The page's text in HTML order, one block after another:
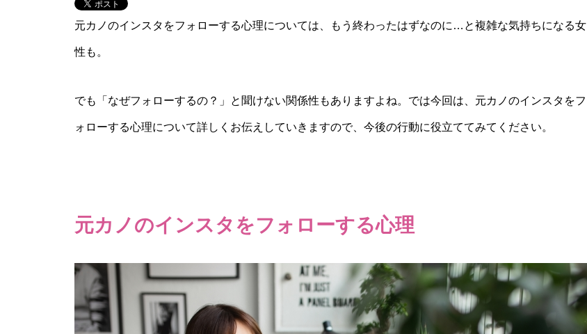
元カノのインスタをフォローする心理については、もう終わったはずなのに…と複雑な気持ちになる女
性も。
でも「なぜフォローするの？」と聞けない関係性もありますよね。では今回は、元カノのインスタをフ
ォローする心理について詳しくお伝えしていきますので、今後の行動に役立ててみてください。
元カノのインスタをフォローする心理